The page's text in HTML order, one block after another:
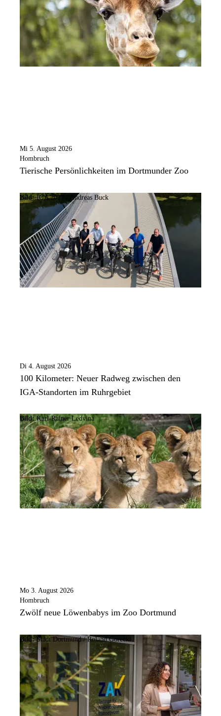
Mi 5. August 2026
Hombruch
Tierische Persönlichkeiten im Dortmunder Zoo
Bild: IGA 2027 / Andreas Buck
Di 4. August 2026
100 Kilometer: Neuer Radweg zwischen den
IGA-Standorten im Ruhrgebiet
Bild: Karl-Rainer Ledvina
Mo 3. August 2026
Hombruch
Zwölf neue Löwenbabys im Zoo Dortmund
Bild:Stadt Dortmund / Roland Gorecki